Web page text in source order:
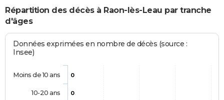
Répartition des décès à Raon-lès-Leau par tranche
d'âges
Données exprimées en nombre de décès (source :
Insee)
0
0
Moins de 10 ans
10-20 ans